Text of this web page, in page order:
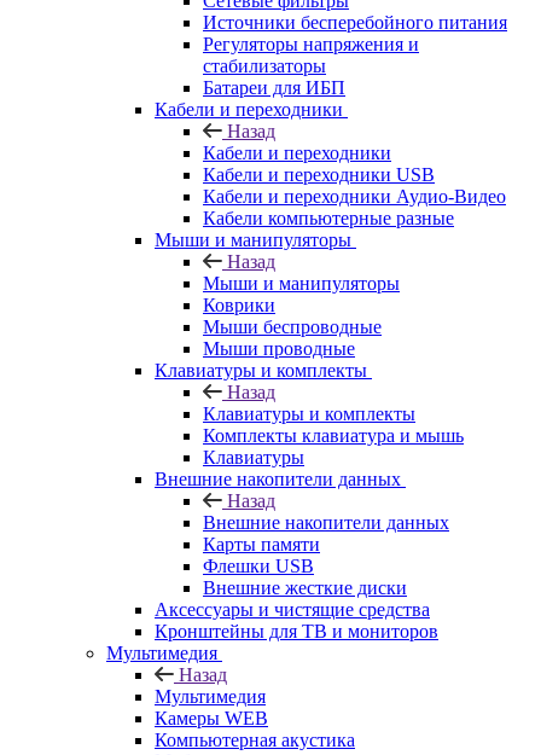
Источники бесперебойного питания
Регуляторы напряжения и
стабилизаторы
Батареи для ИБП
Кабели и переходники
Назад
Кабели и переходники
Кабели и переходники USB
Кабели и переходники Аудио-Видео
Кабели компьютерные разные
Мыши и манипуляторы
Назад
Мыши и манипуляторы
Коврики
Мыши беспроводные
Мыши проводные
Клавиатуры и комплекты
Назад
Клавиатуры и комплекты
Комплекты клавиатура и мышь
Клавиатуры
Внешние накопители данных
Назад
Внешние накопители данных
Карты памяти
Флешки USB
Внешние жесткие диски
Аксессуары и чистящие средства
Кронштейны для ТВ и мониторов
Мультимедия
Назад
Мультимедия
Камеры WEB
Компьютерная акустика